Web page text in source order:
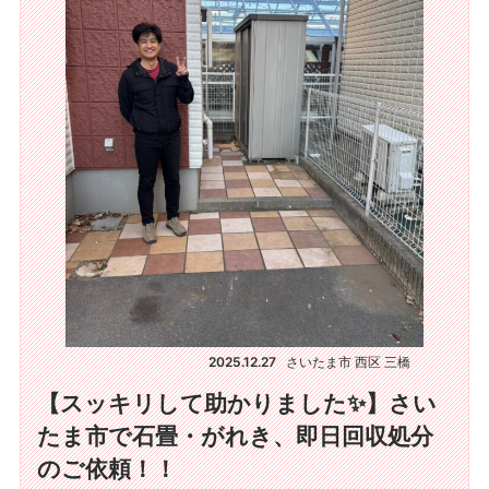
2025.12.27 さいたま市 西区 三橋
【スッキリして助かりました✨】さい
たま市で石畳・がれき、即日回収処分
のご依頼！！